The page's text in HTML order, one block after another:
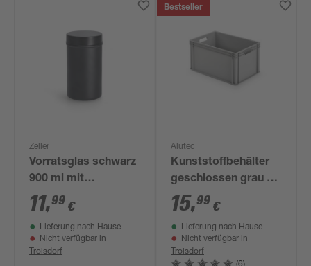
Zeller
Vorratsglas schwarz
900 ml mit
Metalldeckel
11,99 €
Lieferung nach Hause
Nicht verfügbar in
Troisdorf
Bestseller
Alutec
Kunststoffbehälter
geschlossen grau 60
x 40 x 32 cm
15,99 €
Lieferung nach Hause
Nicht verfügbar in
Troisdorf
(6)